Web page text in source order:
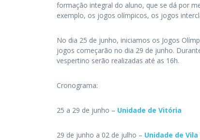
formação integral do aluno, que se dá por
exemplo, os jogos olímpicos, os jogos
No dia 25 de junho, iniciamos os Jogos
jogos começarão no dia 29 de junho.
vespertino serão realizadas até as 16h.
Cronograma:
25 a 29 de junho – Unidade de Vitória
29 de junho a 02 de julho – Unidade de Vila